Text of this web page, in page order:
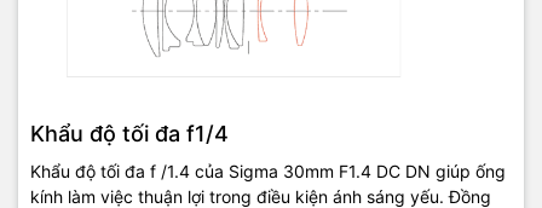
Khẩu độ tối đa f1/4
Khẩu độ tối đa f /1.4 của Sigma 30mm F1.4 DC DN giúp ống
kính làm việc thuận lợi trong điều kiện ánh sáng yếu. Đồng